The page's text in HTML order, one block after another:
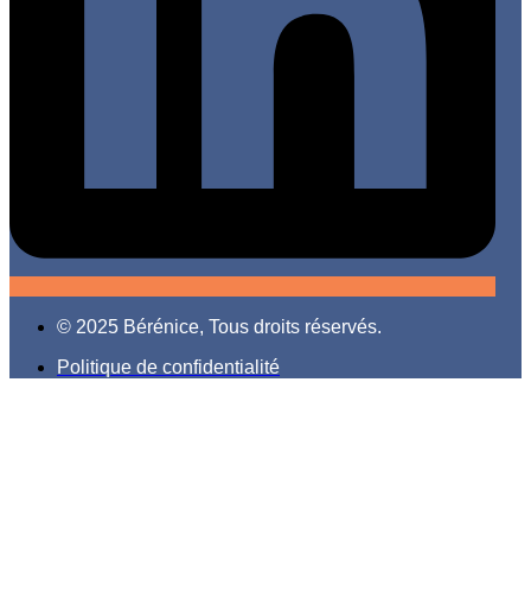
© 2025 Bérénice, Tous droits réservés.
Politique de confidentialité